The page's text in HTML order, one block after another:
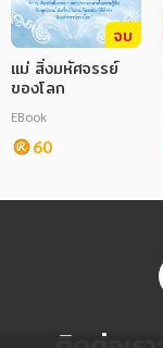
จบ
แม่ สิ่งมหัศจรรย์
ของโลก
EBook
60